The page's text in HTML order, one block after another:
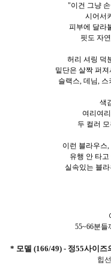
"이건 그냥
시어서
피부에 달라
핏도 자
허리 셔링 덕
밑단은 살짝 퍼
슬랙스, 데님,
색
여리여
두 컬러
이런 블라우스
유행 안 타
실속있는 블
55~66분들
* 모델 (166/49) - 정55사이
힙